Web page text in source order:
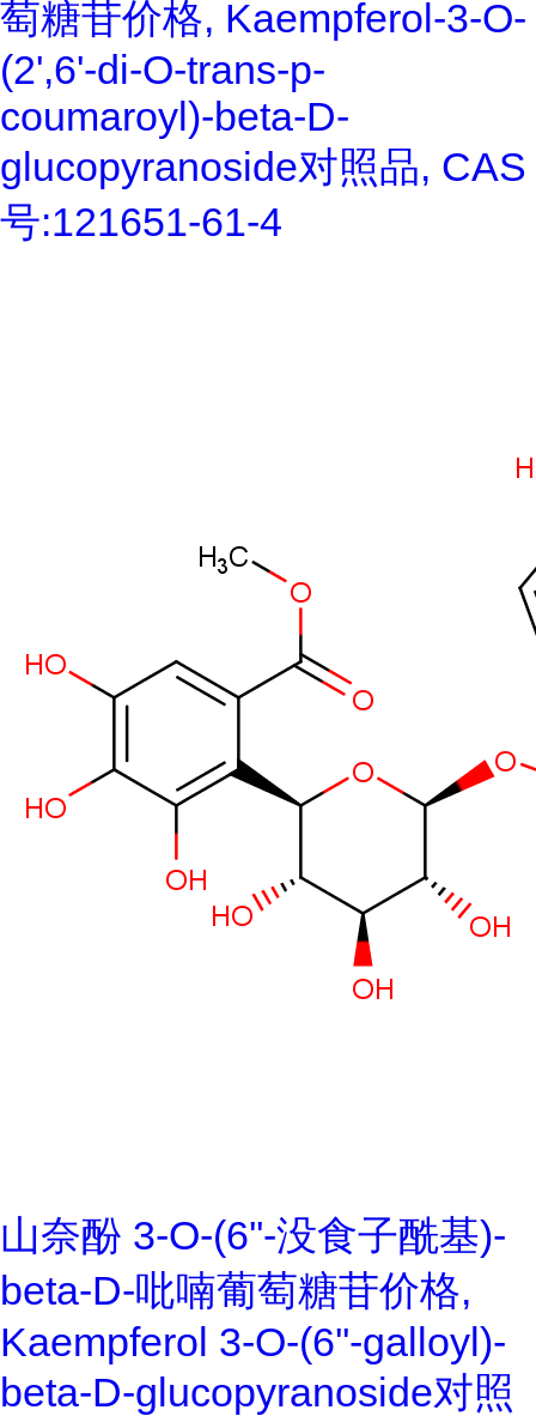
萄糖苷价格, Kaempferol-3-O-
(2',6'-di-O-trans-p-
coumaroyl)-beta-D-
glucopyranoside对照品, CAS
号:121651-61-4
山奈酚 3-O-(6''-没食子酰基)-
beta-D-吡喃葡萄糖苷价格,
Kaempferol 3-O-(6''-galloyl)-
beta-D-glucopyranoside对照